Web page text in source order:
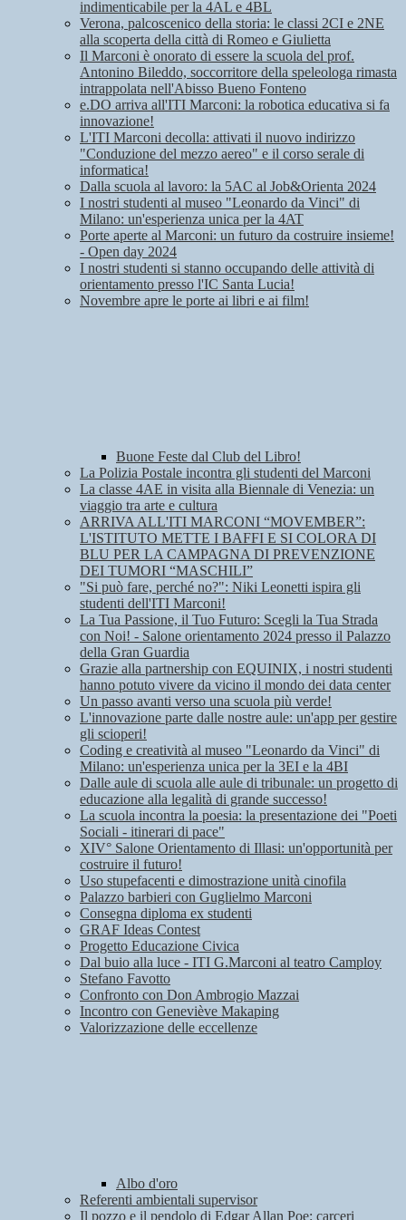
indimenticabile per la 4AL e 4BL
Verona, palcoscenico della storia: le classi 2CI e 2NE
alla scoperta della città di Romeo e Giulietta
Il Marconi è onorato di essere la scuola del prof.
Antonino Bileddo, soccorritore della speleologa rimasta
intrappolata nell'Abisso Bueno Fonteno
e.DO arriva all'ITI Marconi: la robotica educativa si fa
innovazione!
L'ITI Marconi decolla: attivati il nuovo indirizzo
"Conduzione del mezzo aereo" e il corso serale di
informatica!
Dalla scuola al lavoro: la 5AC al Job&Orienta 2024
I nostri studenti al museo "Leonardo da Vinci" di
Milano: un'esperienza unica per la 4AT
Porte aperte al Marconi: un futuro da costruire insieme!
- Open day 2024
I nostri studenti si stanno occupando delle attività di
orientamento presso l'IC Santa Lucia!
Novembre apre le porte ai libri e ai film!
Buone Feste dal Club del Libro!
La Polizia Postale incontra gli studenti del Marconi
La classe 4AE in visita alla Biennale di Venezia: un
viaggio tra arte e cultura
ARRIVA ALL'ITI MARCONI “MOVEMBER”:
L'ISTITUTO METTE I BAFFI E SI COLORA DI
BLU PER LA CAMPAGNA DI PREVENZIONE
DEI TUMORI “MASCHILI”
"Si può fare, perché no?": Niki Leonetti ispira gli
studenti dell'ITI Marconi!
La Tua Passione, il Tuo Futuro: Scegli la Tua Strada
con Noi! - Salone orientamento 2024 presso il Palazzo
della Gran Guardia
Grazie alla partnership con EQUINIX, i nostri studenti
hanno potuto vivere da vicino il mondo dei data center
Un passo avanti verso una scuola più verde!
L'innovazione parte dalle nostre aule: un'app per gestire
gli scioperi!
Coding e creatività al museo "Leonardo da Vinci" di
Milano: un'esperienza unica per la 3EI e la 4BI
Dalle aule di scuola alle aule di tribunale: un progetto di
educazione alla legalità di grande successo!
La scuola incontra la poesia: la presentazione dei "Poeti
Sociali - itinerari di pace"
XIV° Salone Orientamento di Illasi: un'opportunità per
costruire il futuro!
Uso stupefacenti e dimostrazione unità cinofila
Palazzo barbieri con Guglielmo Marconi
Consegna diploma ex studenti
GRAF Ideas Contest
Progetto Educazione Civica
Dal buio alla luce - ITI G.Marconi al teatro Camploy
Stefano Favotto
Confronto con Don Ambrogio Mazzai
Incontro con Geneviève Makaping
Valorizzazione delle eccellenze
Albo d'oro
Referenti ambientali supervisor
Il pozzo e il pendolo di Edgar Allan Poe: carceri